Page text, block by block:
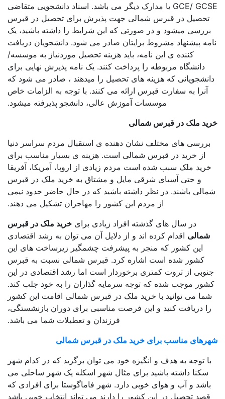
GCE/‎ GCSE یا مدارک دیگر می باشد. اسناد دانشجویی متقاضی
تحصیل در قبرس شمالی جهت پذیرش برای تحصیل در قبرس
میشود و در صورتی که این شرایط را داشته باشید، یک
پیشنهاد مشروط برایتان صادر می شود. دانشجویان دریافت
کننده ی این نامه، باید هزینه تحصیل موردنیاز به موسسه/
دانشگاه مربوطه را پرداخت کنند. یک نامه پذیرش نهایی برای
که هزینه های تحصیل را میدهند ، صادر می شود که
آنرا به سفارت قبرس ارائه می کنند. با توجه به الزامات خاص
موسسات آموزش عالی، دانشجو پذیرفته میشود.
ملک در قبرس شمالی
بررسی های مختلف نشان دهنده ی استقبال مردم سراسر دنیا
از خرید در قبرس شمالی است. هزینه ی بسیار مناسب برای
ملک سبب شده است مردم زیادی از اروپا، آمریکا، آفریقا
و حتی آسیای شرقی مایل و مشتاق به خرید ملک در قبرس
باشند. در نظر داشته باشید که در حال حاضر حدود نیمی
از مردم این کشور را مهاجران تشکیل می دهند.
در سال های گذشته افراد زیادی برایخرید ملک در قبرس
شمالیاقدام کرده اند و از دلایل آن می توان به رشد اقتصادی
این کشور که منجر به پیشرفت چشمگیر زیرساخت های این
کشور شده است اشاره کرد. قبرس شمالی نسبت به قبرس
از ثروت کمتری برخوردار است اما رشد اقتصادی در این
موجب شده که توجه سرمایه گذاران را به خود جلب کند.
می توانید با خرید ملک در قبرس شمالی اقامت این کشور
دریافت کنید و این فرصت مناسبی برای دوران بازنشستگی،
فرزندان و تعطیلات شما می باشد.
مناسب برای خرید ملک در قبرس شمالی
توجه به هدف و انگیزه خود می توان برگزید که در کدام شهر
سکنا داشته باشید برای مثال شهر اسکله یک شهر ساحلی می
و آب و هوای خوبی دارد. شهر فاماگوستا برای افرادی که
قصد تحصیل در این کشور را دارند می تواند انتخاب خوبی باشد